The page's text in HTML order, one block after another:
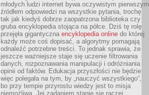
młodych ludzi internet bywa oczywistym pierwszym
źródłem odpowiedzi na wszystkie pytania, trochę
tak jak kiedyś dobrze zaopatrzona biblioteka czy
gruba encyklopedia stojąca na półce. Dziś tę rolę
przejęła gigantyczna encyklopedia online do której
każdy może coś dopisać, a algorytmy pomagają
odnaleźć potrzebne treści. To jednak sprawia, że
jeszcze ważniejsze staje się uczenie filtrowania
danych, rozpoznawania manipulacji i odróżniania
opinii od faktów. Edukacja przyszłości nie będzie
więc polegała na tym, by „nauczyć wszystkiego”,
bo przy tempie przyrostu wiedzy jest to misja
niemożliwa. Jej zadaniem stanie się raczej